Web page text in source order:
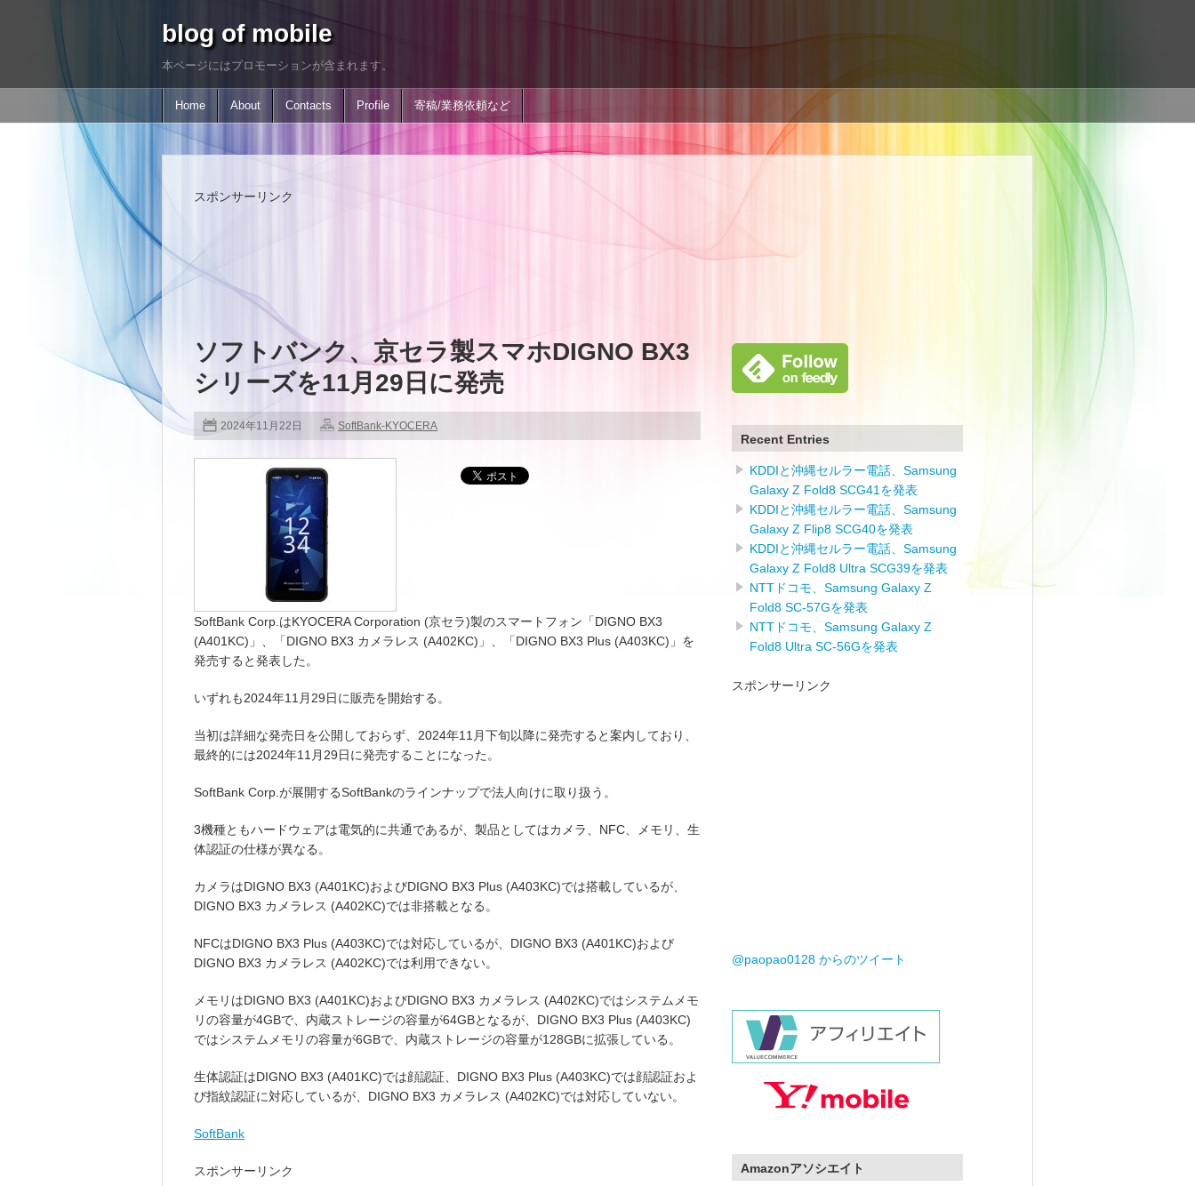
blog of mobile
本ページにはプロモーションが含まれます。
Home About Contacts Profile 寄稿/業務依頼など
スポンサーリンク
ソフトバンク、京セラ製スマホDIGNO BX3
シリーズを11月29日に発売
2024年11月22日 SoftBank-KYOCERA
SoftBank Corp.はKYOCERA Corporation (京セラ)製のスマートフォン「DIGNO BX3
(A401KC)」、「DIGNO BX3 カメラレス (A402KC)」、「DIGNO BX3 Plus (A403KC)」を
発売すると発表した。
いずれも2024年11月29日に販売を開始する。
当初は詳細な発売日を公開しておらず、2024年11月下旬以降に発売すると案内しており、
最終的には2024年11月29日に発売することになった。
SoftBank Corp.が展開するSoftBankのラインナップで法人向けに取り扱う。
3機種ともハードウェアは電気的に共通であるが、製品としてはカメラ、NFC、メモリ、生
体認証の仕様が異なる。
カメラはDIGNO BX3 (A401KC)およびDIGNO BX3 Plus (A403KC)では搭載しているが、
DIGNO BX3 カメラレス (A402KC)では非搭載となる。
NFCはDIGNO BX3 Plus (A403KC)では対応しているが、DIGNO BX3 (A401KC)および
DIGNO BX3 カメラレス (A402KC)では利用できない。
メモリはDIGNO BX3 (A401KC)およびDIGNO BX3 カメラレス (A402KC)ではシステムメモ
リの容量が4GBで、内蔵ストレージの容量が64GBとなるが、DIGNO BX3 Plus (A403KC)
ではシステムメモリの容量が6GBで、内蔵ストレージの容量が128GBに拡張している。
生体認証はDIGNO BX3 (A401KC)では顔認証、DIGNO BX3 Plus (A403KC)では顔認証およ
び指紋認証に対応しているが、DIGNO BX3 カメラレス (A402KC)では対応していない。
SoftBank
スポンサーリンク
Recent Entries
KDDIと沖縄セルラー電話、Samsung
Galaxy Z Fold8 SCG41を発表
KDDIと沖縄セルラー電話、Samsung
Galaxy Z Flip8 SCG40を発表
KDDIと沖縄セルラー電話、Samsung
Galaxy Z Fold8 Ultra SCG39を発表
NTTドコモ、Samsung Galaxy Z
Fold8 SC-57Gを発表
NTTドコモ、Samsung Galaxy Z
Fold8 Ultra SC-56Gを発表
スポンサーリンク
@paopao0128 からのツイート
Amazonアソシエイト